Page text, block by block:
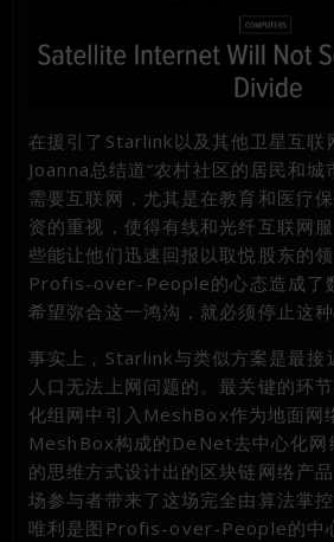
在援引了Starlink以及其他卫星互联
Joanna总结道“农村社区的居民和
需要互联网，尤其是在教育和医疗
资的重视，使得有线和光纤互联网
些能让他们迅速回报以取悦股东的
Profis-over-People的心态造成了
希望弥合这一鸿沟，就必须停止这种
事实上，Starlink与类似方案是最接
人口无法上网问题的。最关键的环
化组网中引入MeshBox作为地面网
MeshBox构成的DeNet去中心化网
的思维方式设计出的区块链网络产
场参与者带来了这场完全由算法掌
唯利是图Profis-over-People的中